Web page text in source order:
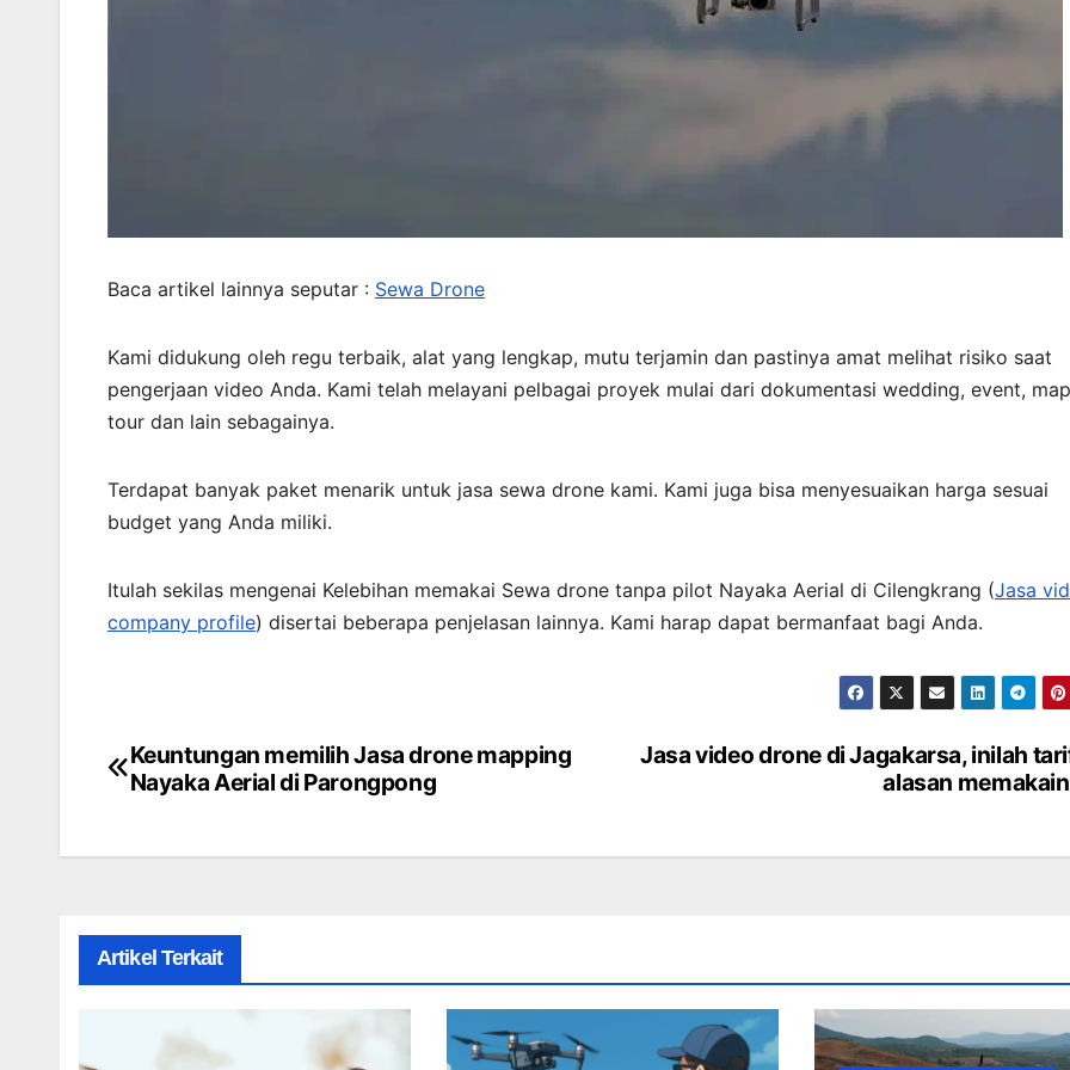
Baca artikel lainnya seputar : Sewa Drone
Kami didukung oleh regu terbaik, alat yang lengkap, mutu terjamin dan pastinya amat melihat risiko saat
pengerjaan video Anda. Kami telah melayani pelbagai proyek mulai dari dokumentasi wedding, event,
tour dan lain sebagainya.
Terdapat banyak paket menarik untuk jasa sewa drone kami. Kami juga bisa menyesuaikan harga sesuai
budget yang Anda miliki.
Itulah sekilas mengenai Kelebihan memakai Sewa drone tanpa pilot Nayaka Aerial di Cilengkrang (Jasa
company profile) disertai beberapa penjelasan lainnya. Kami harap dapat bermanfaat bagi Anda.
Post
Jasa video drone di Jagakarsa, inilah
alasan
Keuntungan memilih Jasa drone mapping
Nayaka Aerial di Parongpong
Artikel Terkait